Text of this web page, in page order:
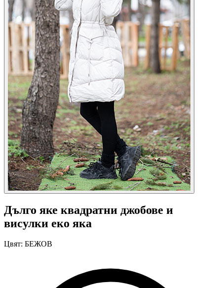
Дълго яке квадратни джобове и
висулки еко яка
Цвят: БЕЖОВ